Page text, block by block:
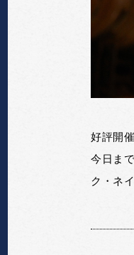
好評開
今日ま
ク・ネ